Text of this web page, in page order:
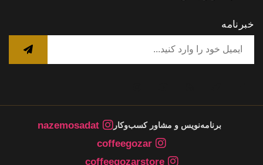
خبرنامه
برنامه‌نویس و مشاور کسب‌وکار
nazemosadat
coffeegozar
coffeegozarstore